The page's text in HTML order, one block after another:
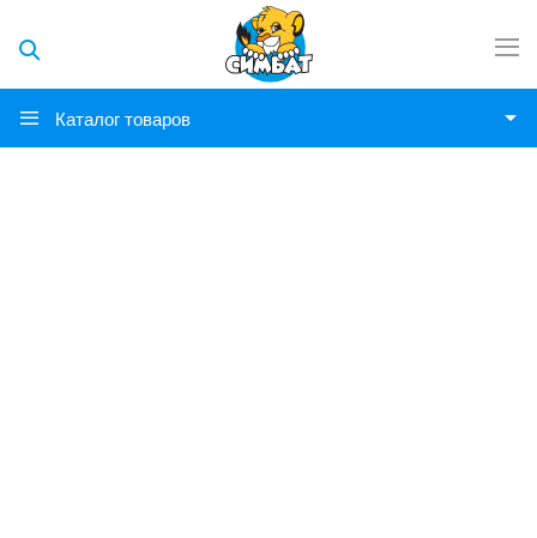
Каталог товаров